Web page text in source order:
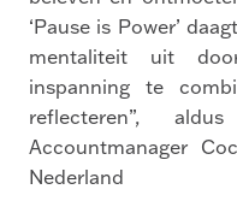
‘Pause is Power’
mentaliteit uit
inspanning te
reflecteren”,
Accountmanager
Nederland